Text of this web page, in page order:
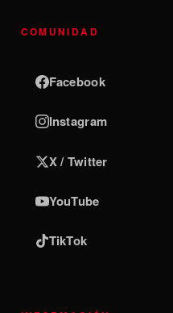
COMUNIDAD
Facebook
Instagram
X / Twitter
YouTube
TikTok